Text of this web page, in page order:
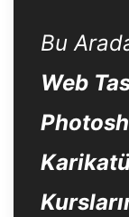
Bu
Web